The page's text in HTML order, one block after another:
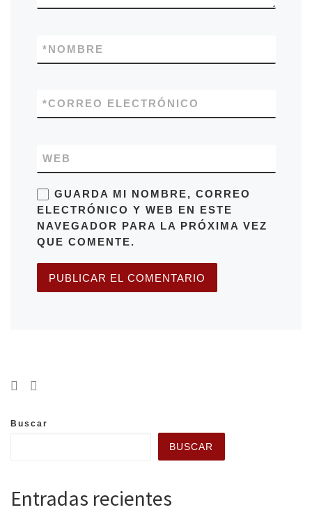
NOMBRE
*
CORREO ELECTRÓNICO
*
WEB
GUARDA MI NOMBRE, CORREO
ELECTRÓNICO Y WEB EN ESTE
NAVEGADOR PARA LA PRÓXIMA VEZ
QUE COMENTE.
Buscar
BUSCAR
Entradas recientes